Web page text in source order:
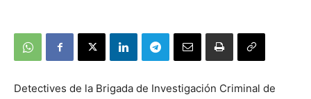
Detectives de la Brigada de Investigación Criminal de